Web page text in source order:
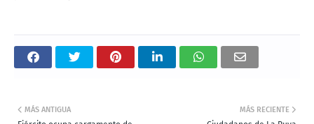
MÁS RECIENTE
MÁS ANTIGUA